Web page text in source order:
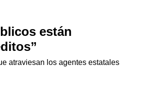
están
atraviesan los agentes estatales